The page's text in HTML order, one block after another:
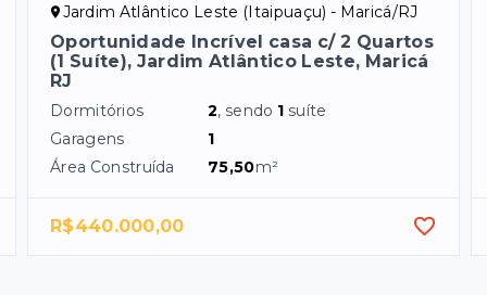
Jardim Atlântico Leste (Itaipuaçu) - Maricá/RJ
Oportunidade Incrível casa c/ 2 Quartos
(1 Suíte), Jardim Atlântico Leste, Maricá
RJ
Dormitórios 2, sendo 1 suíte
Garagens
1
Área Construída
75,50m²
R$440.000,00